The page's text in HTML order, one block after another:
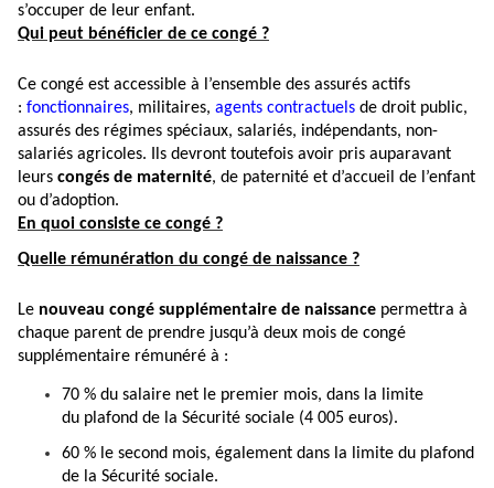
s’occuper de leur enfant.
Qui peut bénéficier de ce congé ?
Ce congé est accessible à l’ensemble des assurés actifs
: fonctionnaires, militaires, agents contractuels de droit public,
assurés des régimes spéciaux, salariés, indépendants, non-
salariés agricoles. Ils devront toutefois avoir pris auparavant
leurs congés de maternité, de paternité et d’accueil de l’enfant
ou d’adoption.
En quoi consiste ce congé ?
Quelle rémunération du congé de naissance ?
Le nouveau congé supplémentaire de naissance permettra à
chaque parent de prendre jusqu’à deux mois de congé
supplémentaire rémunéré à :
70 % du salaire net le premier mois, dans la limite
du plafond de la Sécurité sociale (4 005 euros).
60 % le second mois, également dans la limite du plafond
de la Sécurité sociale.